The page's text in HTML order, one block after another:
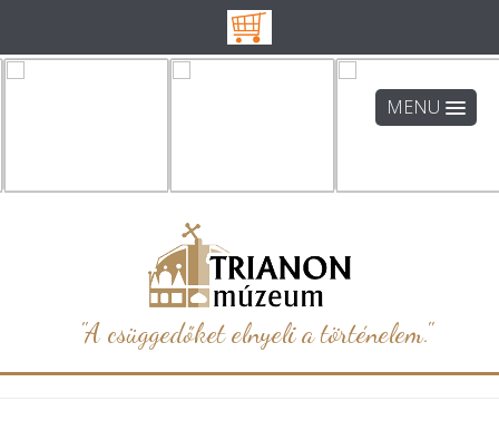
MENU
"A csüggedőket elnyeli a történelem."